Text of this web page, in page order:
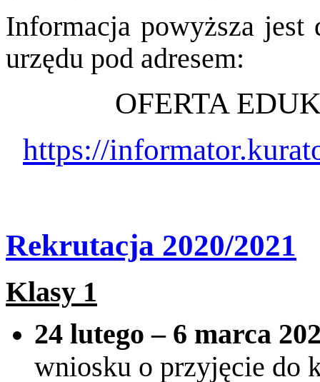
Informacja powyższa jest
urzędu pod adresem:
OFERTA
https://
Rekrutacja 2020/2021
Klasy 1
24 lutego – 6 marca
wniosku o przyjęcie do